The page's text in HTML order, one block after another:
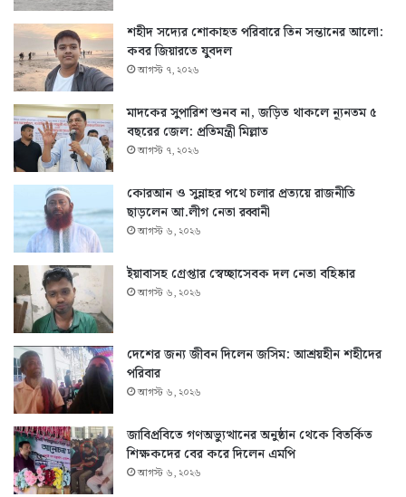
শহীদ সদ্যের শোকাহত পরিবারে তিন সন্তানের আলো:
কবর জিয়ারতে যুবদল
আগস্ট ৭, ২০২৬
মাদকের সুপারিশ শুনব না, জড়িত থাকলে ন্যূনতম ৫
বছরের জেল: প্রতিমন্ত্রী মিল্লাত
আগস্ট ৭, ২০২৬
কোরআন ও সুন্নাহর পথে চলার প্রত্যয়ে রাজনীতি
ছাড়লেন আ.লীগ নেতা রব্বানী
আগস্ট ৬, ২০২৬
ইয়াবাসহ গ্রেপ্তার স্বেচ্ছাসেবক দল নেতা বহিষ্কার
আগস্ট ৬, ২০২৬
দেশের জন্য জীবন দিলেন জসিম: আশ্রয়হীন শহীদের
পরিবার
আগস্ট ৬, ২০২৬
জাবিপ্রবিতে গণঅভ্যুত্থানের অনুষ্ঠান থেকে বিতর্কিত
শিক্ষকদের বের করে দিলেন এমপি
আগস্ট ৬, ২০২৬